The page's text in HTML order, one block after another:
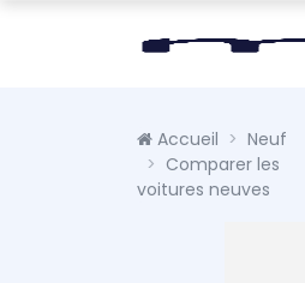
Accueil
Neuf
Comparer les
voitures neuves